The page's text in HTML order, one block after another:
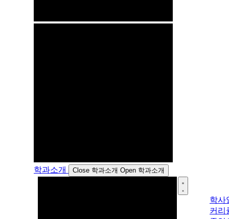
학과소개 Close 학과소개 Open 학과소개
학사
커리